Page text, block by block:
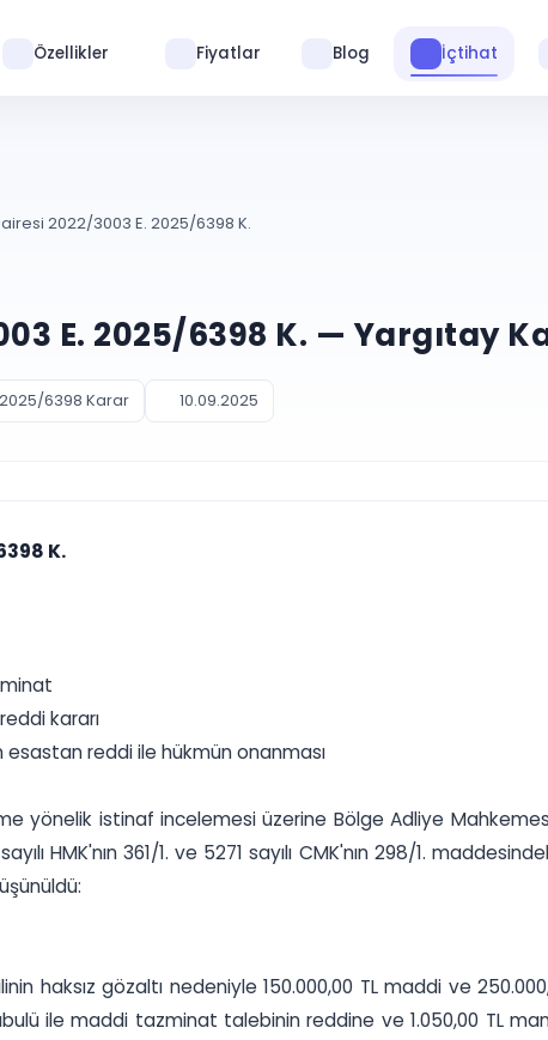
Özellikler Fiyatlar Blog İçtihat
2022/3003 E. 2025/6398 K.
E. 2025/6398 K. — Yargıtay
2025/6398 Karar 10.09.2025
K.
kararı
esastan reddi ile hükmün onanması
yönelik istinaf incelemesi üzerine Bölge Adliye
HMK'nın 361/1. ve 5271 sayılı CMK'nın 298/1.
haksız gözaltı nedeniyle 150.000,00 TL maddi ve
ile maddi tazminat talebinin reddine ve 1.050,00 TL